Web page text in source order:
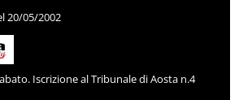
20/05/2002
Iscrizione al Tribunale di Aosta n.4